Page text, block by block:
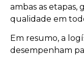
ambas as etapas,
qualidade em
Em resumo, a
desempenham